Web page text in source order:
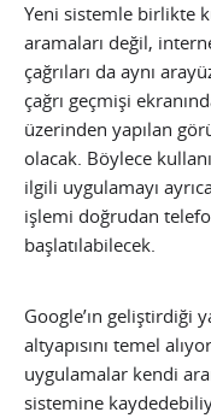
Yeni sistemle birlikte
aramaları değil,
çağrıları da aynı
çağrı geçmişi
üzerinden yapılan
olacak. Böylece
ilgili uygulamayı
işlemi doğrudan
başlatılabilecek.
Google’ın geliştirdiği
altyapısını temel
uygulamalar kendi
sistemine